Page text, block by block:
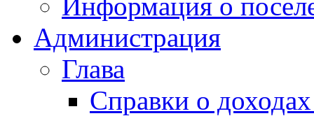
Администрация
Глава
Справки о